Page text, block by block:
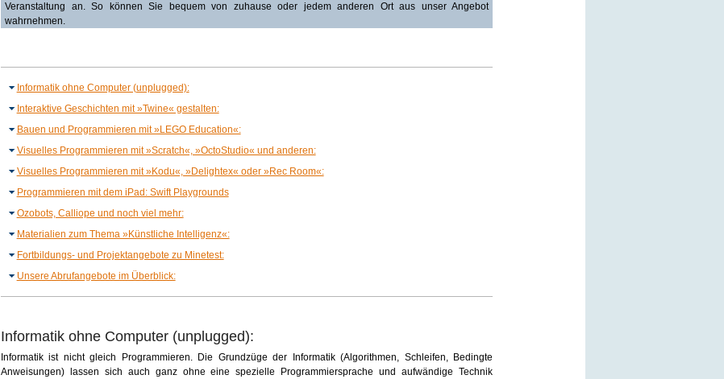
Veranstaltung an. So können Sie bequem von zuhause oder jedem anderen Ort aus unser Angebot
wahrnehmen.
Informatik ohne Computer (unplugged):
Interaktive Geschichten mit »Twine« gestalten:
Bauen und Programmieren mit »LEGO Education«:
Visuelles Programmieren mit »Scratch«, »OctoStudio« und anderen:
Visuelles Programmieren mit »Kodu«, »Delightex« oder »Rec Room«:
Programmieren mit dem iPad: Swift Playgrounds
Ozobots, Calliope und noch viel mehr:
Materialien zum Thema »Künstliche Intelligenz«:
Fortbildungs- und Projektangebote zu Minetest:
Unsere Abrufangebote im Überblick:
Informatik ohne Computer (unplugged):
Informatik ist nicht gleich Programmieren. Die Grundzüge der Informatik (Algorithmen, Schleifen, Bedingte
Anweisungen) lassen sich auch ganz ohne eine spezielle Programmiersprache und aufwändige Technik